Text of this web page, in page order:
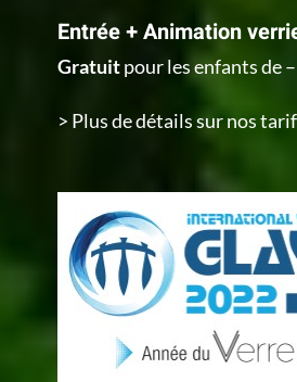
Entrée + Animation
Gratuitpour les enfants de –
> Plus de détails sur nos